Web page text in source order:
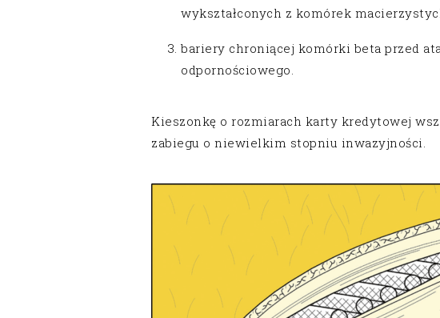
wykształconych z komórek
bariery chroniącej komórki beta przed
odpornościowego.
Kieszonkę o rozmiarach karty kredytowej
zabiegu o niewielkim stopniu inwazyjności.